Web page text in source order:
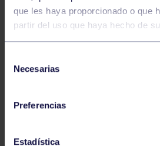
que les haya proporcionado o que
partir del uso que haya hecho de
Necesarias
Preferencias
Estadística
Pádel 29 Jul 2026
EL PÁDEL GRUPISTA